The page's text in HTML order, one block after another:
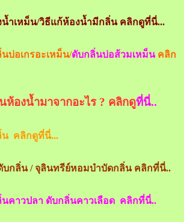
ำเหม็น/วิธีแก้ห้องน้ำมีกลิ่น คลิกดูที่นี่...
บ่อเกรอะเหม็น/ดับกลิ่นบ่อส้วมเหม็นคลิก
องน้ำมาจากอะไร ? คลิกดูที่นี่..
น คลิกดูที่นี่...
กลิ่น / จุลินทรีย์หอมบำบัดกลิ่น คลิกที่นี่..
คาวปลา ดับกลิ่นคาวเลือด คลิกที่นี่..